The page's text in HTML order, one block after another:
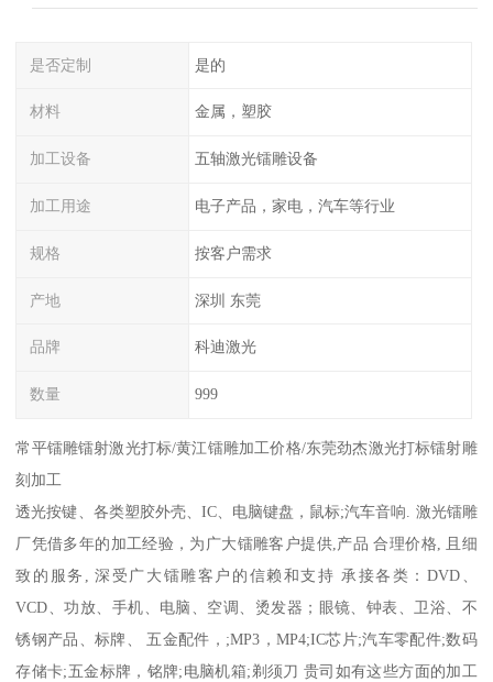
是否定制 是的
材料 金属，塑胶
加工设备 五轴激光镭雕设备
加工用途 电子产品，家电，汽车等行业
规格 按客户需求
产地 深圳 东莞
品牌 科迪激光
数量 999
常平镭雕镭射激光打标/黄江镭雕加工价格/东莞劲杰激光打标镭射雕
刻加工
透光按键、各类塑胶外壳、IC、电脑键盘，鼠标;汽车音响. 激光镭雕
厂凭借多年的加工经验，为广大镭雕客户提供,产品 合理价格, 且细
致的服务, 深受广大镭雕客户的信赖和支持 承接各类：DVD、
VCD、功放、手机、电脑、空调、烫发器；眼镜、钟表、卫浴、不
锈钢产品、标牌、 五金配件，;MP3，MP4;IC芯片;汽车零配件;数码
存储卡;五金标牌，铭牌;电脑机箱;剃须刀 贵司如有这些方面的加工